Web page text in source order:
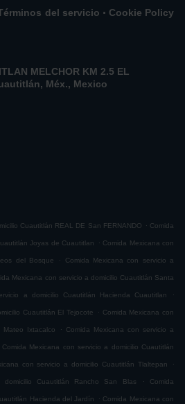
del servicio . Cookie Policy
MELCHOR KM 2.5 EL
Méx., Mexico
Cuautitlán REAL DE San FERNANDO . Comida
Joyas de Cuautitlan . Comida Mexicana con
del Bosque . Comida Mexicana con servicio a
Mexicana con servicio a domicilio Cuautitlán Santa
a domicilio Cuautitlán Hacienda Cuautitlan .
Cuautitlán El Tejocote . Comida Mexicana con
Mateo Ixtacalco . Comida Mexicana con servicio a
Comida Mexicana con servicio a domicilio Cuautitlán
con servicio a domicilio Cuautitlán Tlaltepan .
Cuautitlán Rancho San Blas . Comida
Hacienda del Jardín . Comida Mexicana con